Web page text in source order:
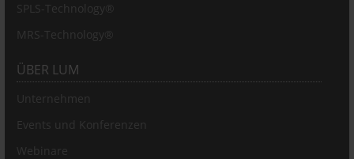
SPLS-Technology®
MRS-Technology®
ÜBER LUM
Unternehmen
Events und Konferenzen
Webinare